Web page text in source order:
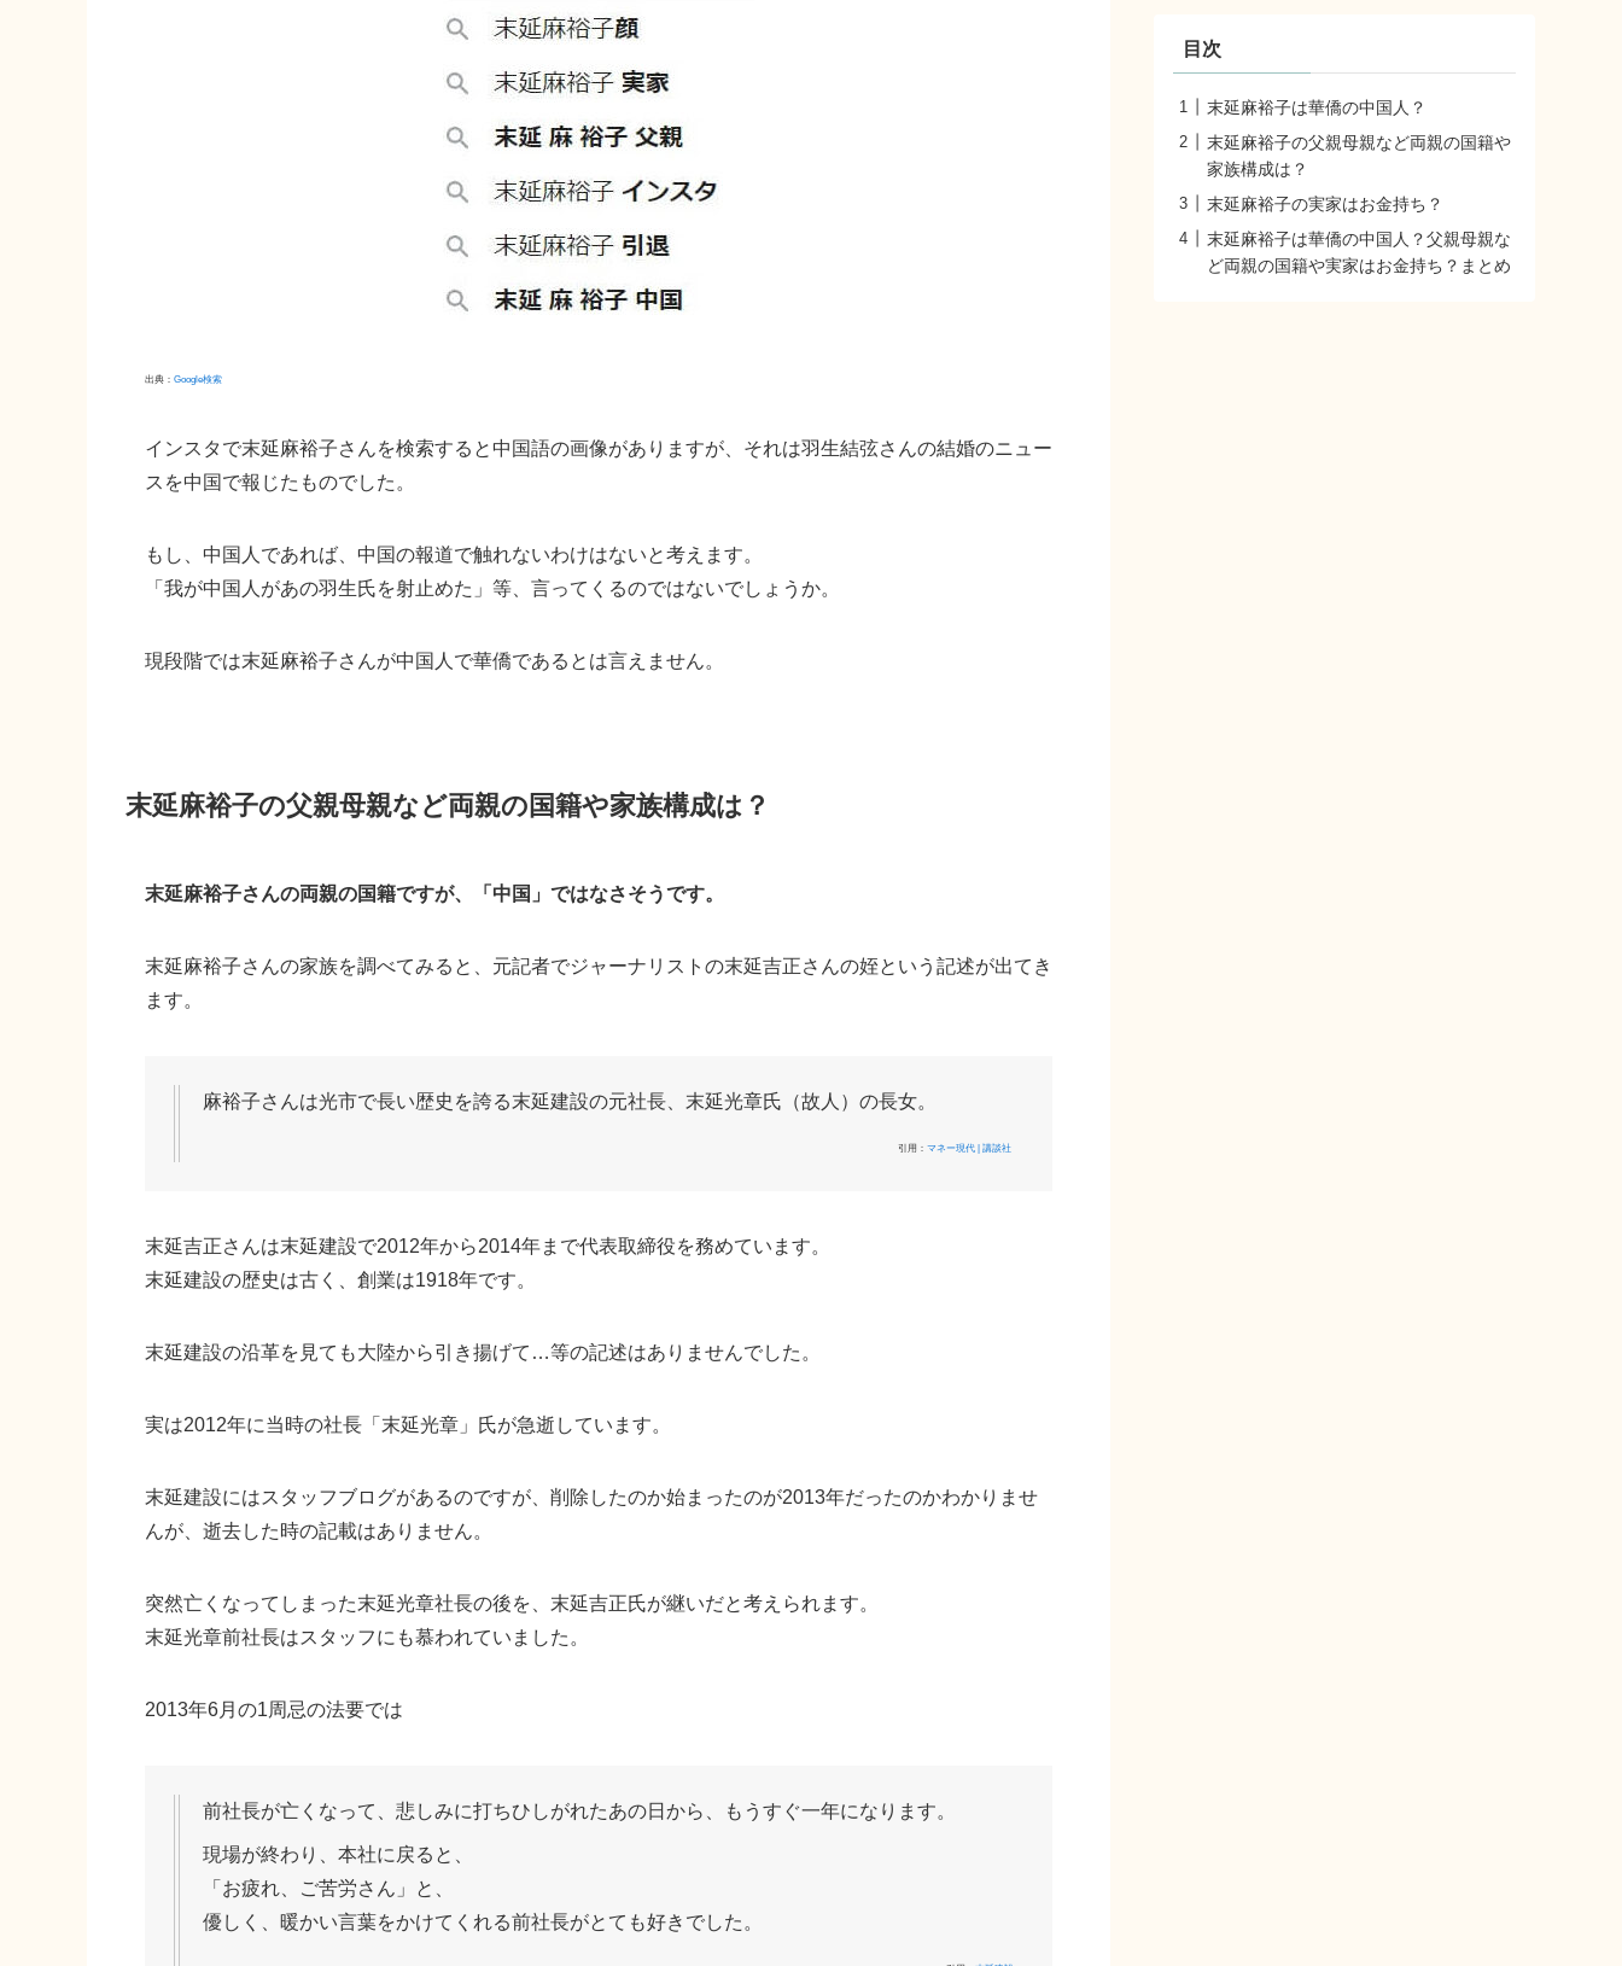
出典： Google検索
インスタで末延麻裕子さんを検索すると中国語の画像がありますが、それは羽生結弦さんの結婚のニュー
スを中国で報じたものでした。
もし、中国人であれば、中国の報道で触れないわけはないと考えます。
「我が中国人があの羽生氏を射止めた」等、言ってくるのではないでしょうか。
現段階では末延麻裕子さんが中国人で華僑であるとは言えません。
末延麻裕子の父親母親など両親の国籍や家族構成は？
末延麻裕子さんの両親の国籍ですが、「中国」ではなさそうです。
末延麻裕子さんの家族を調べてみると、元記者でジャーナリストの末延吉正さんの姪という記述が出てき
ます。
麻裕子さんは光市で長い歴史を誇る末延建設の元社長、末延光章氏（故人）の長女。
引用： マネー現代 | 講談社
末延吉正さんは末延建設で2012年から2014年まで代表取締役を務めています。
末延建設の歴史は古く、創業は1918年です。
末延建設の沿革を見ても大陸から引き揚げて…等の記述はありませんでした。
実は2012年に当時の社長「末延光章」氏が急逝しています。
末延建設にはスタッフブログがあるのですが、削除したのか始まったのが2013年だったのかわかりませ
んが、逝去した時の記載はありません。
突然亡くなってしまった末延光章社長の後を、末延吉正氏が継いだと考えられます。
末延光章前社長はスタッフにも慕われていました。
2013年6月の1周忌の法要では
前社長が亡くなって、悲しみに打ちひしがれたあの日から、もうすぐ一年になります。
現場が終わり、本社に戻ると、
「お疲れ、ご苦労さん」と、
優しく、暖かい言葉をかけてくれる前社長がとても好きでした。
目次
末延麻裕子は華僑の中国人？
末延麻裕子の父親母親など両親の国籍や
家族構成は？
末延麻裕子の実家はお金持ち？
末延麻裕子は華僑の中国人？父親母親な
ど両親の国籍や実家はお金持ち？まとめ